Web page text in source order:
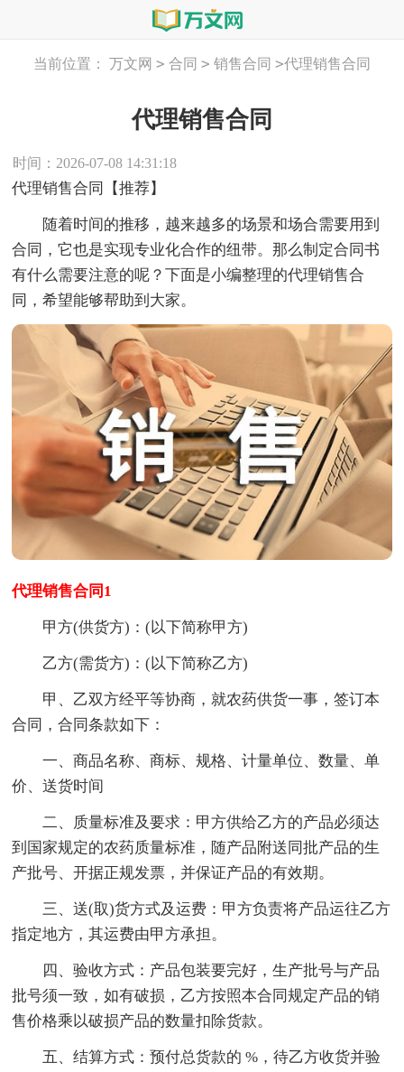
当前位置： 万文网 > 合同 > 销售合同 >代理销售合同
代理销售合同
时间：2026-07-08 14:31:18
代理销售合同【推荐】
随着时间的推移，越来越多的场景和场合需要用到
合同，它也是实现专业化合作的纽带。那么制定合同书
有什么需要注意的呢？下面是小编整理的代理销售合
同，希望能够帮助到大家。
代理销售合同1
甲方(供货方)：(以下简称甲方)
乙方(需货方)：(以下简称乙方)
甲、乙双方经平等协商，就农药供货一事，签订本
合同，合同条款如下：
一、商品名称、商标、规格、计量单位、数量、单
价、送货时间
二、质量标准及要求：甲方供给乙方的产品必须达
到国家规定的农药质量标准，随产品附送同批产品的生
产批号、开据正规发票，并保证产品的有效期。
三、送(取)货方式及运费：甲方负责将产品运往乙方
指定地方，其运费由甲方承担。
四、验收方式：产品包装要完好，生产批号与产品
批号须一致，如有破损，乙方按照本合同规定产品的销
售价格乘以破损产品的数量扣除货款。
五、结算方式：预付总货款的 %，待乙方收货并验